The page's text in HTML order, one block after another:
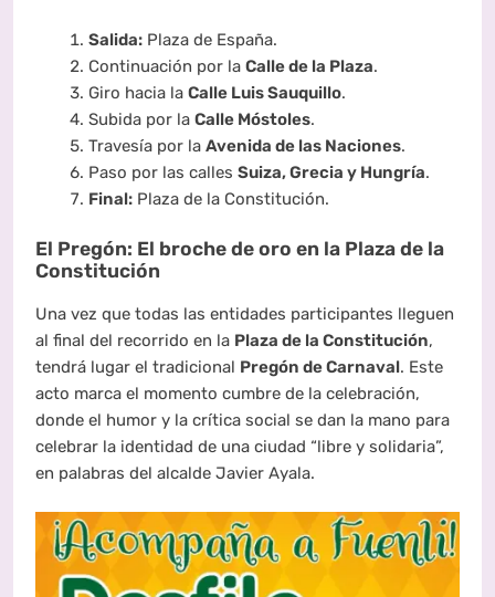
Salida:Plaza de España.
Continuación por la Calle de la Plaza.
Giro hacia la Calle Luis Sauquillo.
Subida por la Calle Móstoles.
Travesía por la Avenida de las Naciones.
Paso por las calles Suiza, Grecia y Hungría.
Final:Plaza de la Constitución.
El Pregón: El broche de oro en la Plaza de la
Constitución
Una vez que todas las entidades participantes lleguen
al final del recorrido en la Plaza de la Constitución,
tendrá lugar el tradicional Pregón de Carnaval. Este
acto marca el momento cumbre de la celebración,
donde el humor y la crítica social se dan la mano para
celebrar la identidad de una ciudad “libre y solidaria”,
en palabras del alcalde Javier Ayala.